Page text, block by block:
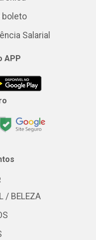
boleto
Salarial
APP
/ BELEZA